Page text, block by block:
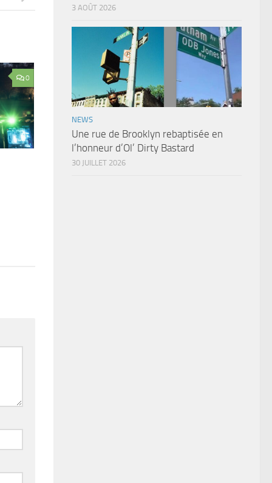
0
3 AOÛT 2026
NEWS
Une rue de Brooklyn rebaptisée en
l’honneur d’Ol’ Dirty Bastard
30 JUILLET 2026